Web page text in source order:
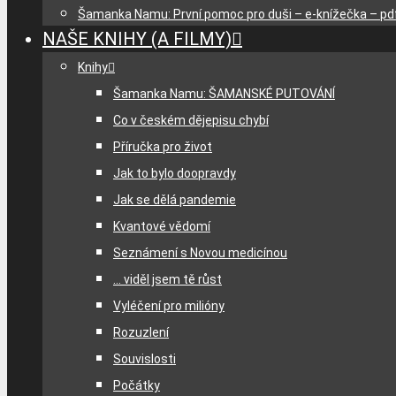
Šamanka Namu: První pomoc pro duši – e-knížečka –
NAŠE KNIHY (A FILMY)
Knihy
Šamanka Namu: ŠAMANSKÉ PUTOVÁNÍ
Co v českém dějepisu chybí
Příručka pro život
Jak to bylo doopravdy
Jak se dělá pandemie
Kvantové vědomí
Seznámení s Novou medicínou
… viděl jsem tě růst
Vyléčení pro milióny
Rozuzlení
Souvislosti
Počátky